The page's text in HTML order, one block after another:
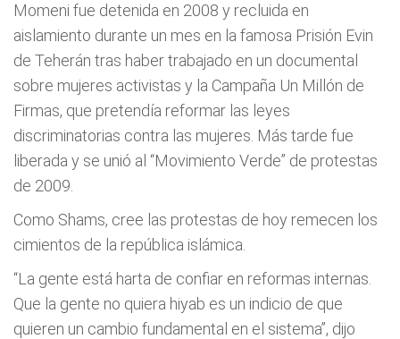
Momeni fue detenida en 2008 y recluida en
aislamiento durante un mes en la famosa Prisión Evin
de Teherán tras haber trabajado en un documental
sobre mujeres activistas y la Campaña Un Millón de
Firmas, que pretendía reformar las leyes
discriminatorias contra las mujeres. Más tarde fue
liberada y se unió al “Movimiento Verde” de protestas
de 2009.
Como Shams, cree las protestas de hoy remecen los
cimientos de la república islámica.
“La gente está harta de confiar en reformas internas.
Que la gente no quiera hiyab es un indicio de que
quieren un cambio fundamental en el sistema”, dijo